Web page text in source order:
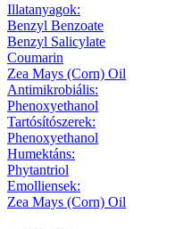
Illatanyagok:
Benzyl Benzoate
Benzyl Salicylate
Coumarin
Zea Mays (Corn) Oil
Antimikrobiális:
Phenoxyethanol
Tartósítószerek:
Phenoxyethanol
Humektáns:
Phytantriol
Emolliensek:
Zea Mays (Corn) Oil